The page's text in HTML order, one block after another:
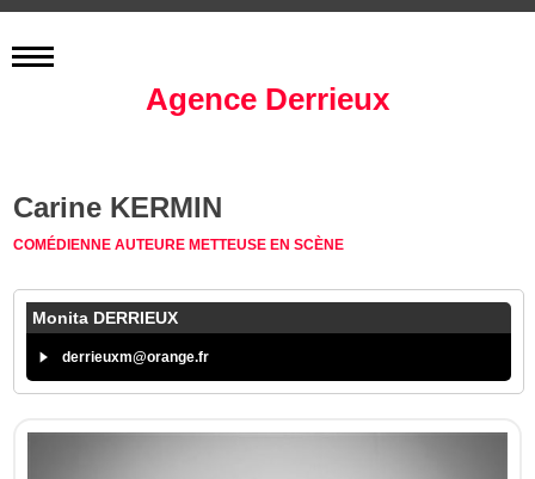
Agence Derrieux
Carine KERMIN
COMÉDIENNEAUTEURE METTEUSE EN SCÈNE
Monita DERRIEUX
derrieuxm@orange.fr